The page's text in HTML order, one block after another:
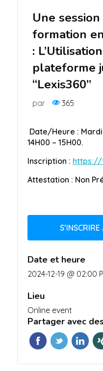
Une
formation
:
plateforme
“Lexis360”
par 365
Date/Heure : Mardi
14H00 – 15H00.
Inscription : https://
Attestation : Non
Date et heure
2024-12-19 @ 02:00
Lieu
Online event
Partager avec